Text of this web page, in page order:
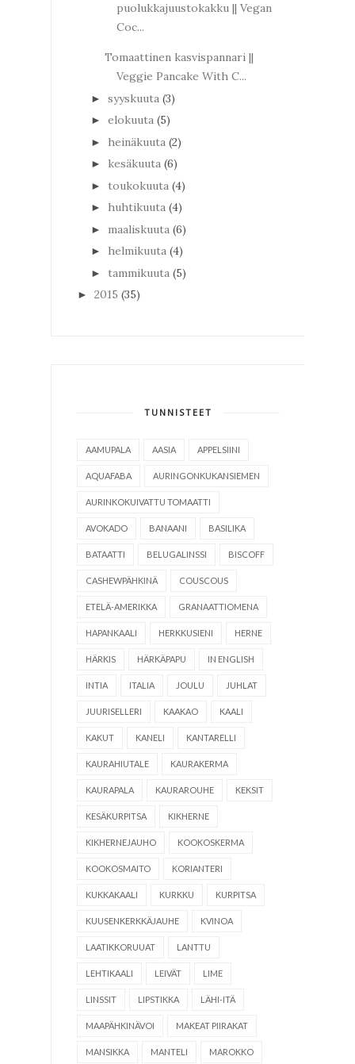
puolukkajuustokakku || Vegan
Coc...
Tomaattinen kasvispannari ||
Veggie Pancake With C...
► syyskuuta (3)
► elokuuta (5)
► heinäkuuta (2)
► kesäkuuta (6)
► toukokuuta (4)
► huhtikuuta (4)
► maaliskuuta (6)
► helmikuuta (4)
► tammikuuta (5)
► 2015 (35)
TUNNISTEET
AAMUPALA AASIA APPELSIINI
AQUAFABA AURINGONKUKANSIEMEN
AURINKOKUIVATTU TOMAATTI
AVOKADO BANAANI BASILIKA
BATAATTI BELUGALINSSI BISCOFF
CASHEWPÄHKINÄ COUSCOUS
ETELÄ-AMERIKKA GRANAATTIOMENA
HAPANKAALI HERKKUSIENI HERNE
HÄRKIS HÄRKÄPAPU IN ENGLISH
INTIA ITALIA JOULU JUHLAT
JUURISELLERI KAAKAO KAALI
KAKUT KANELI KANTARELLI
KAURAHIUTALE KAURAKERMA
KAURAPALA KAURAROUHE KEKSIT
KESÄKURPITSA KIKHERNE
KIKHERNEJAUHO KOOKOSKERMA
KOOKOSMAITO KORIANTERI
KUKKAKAALI KURKKU KURPITSA
KUUSENKERKKÄJAUHE KVINOA
LAATIKKORUUAT LANTTU
LEHTIKAALI LEIVÄT LIME
LINSSIT LIPSTIKKA LÄHI-ITÄ
MAAPÄHKINÄVOI MAKEAT PIIRAKAT
MANSIKKA MANTELI MAROKKO